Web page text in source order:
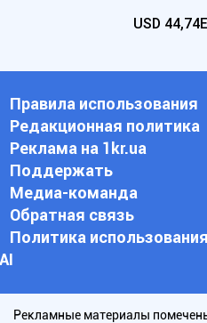
USD 44,74
Правила использования
Редакционная политика
Реклама на 1kr.ua
Поддержать
Медиа-команда
Обратная связь
Политика использования
АI
Рекламные материалы